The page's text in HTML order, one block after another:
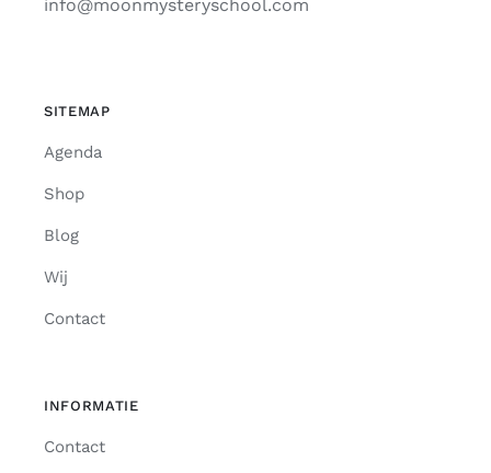
info@moonmysteryschool.com
SITEMAP
Agenda
Shop
Blog
Wij
Contact
INFORMATIE
Contact